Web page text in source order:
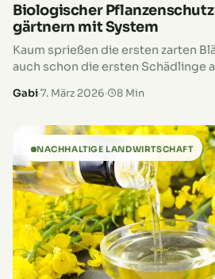
Biologischer
gärtnern mit System
Kaum sprießen die ersten zarten
auch schon die ersten Schädlinge
Pflanzen her oder…
Gabi·7. März 2026· 8 Min
NACHHALTIGE LANDWIRTSCHAFT